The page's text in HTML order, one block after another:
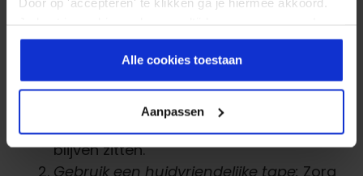
er meer over in onsprivacy beleid.
Alle cookies toestaan
Aanpassen
Maak je huid vetvrij en droog:
ervoor dat je huid schoon en droog is
voordat je de tape aanbrengt. Dit helpt
de tape beter te hechten en langer te
blijven zitten.
Gebruik een huidvriendelijke tape: Zorg